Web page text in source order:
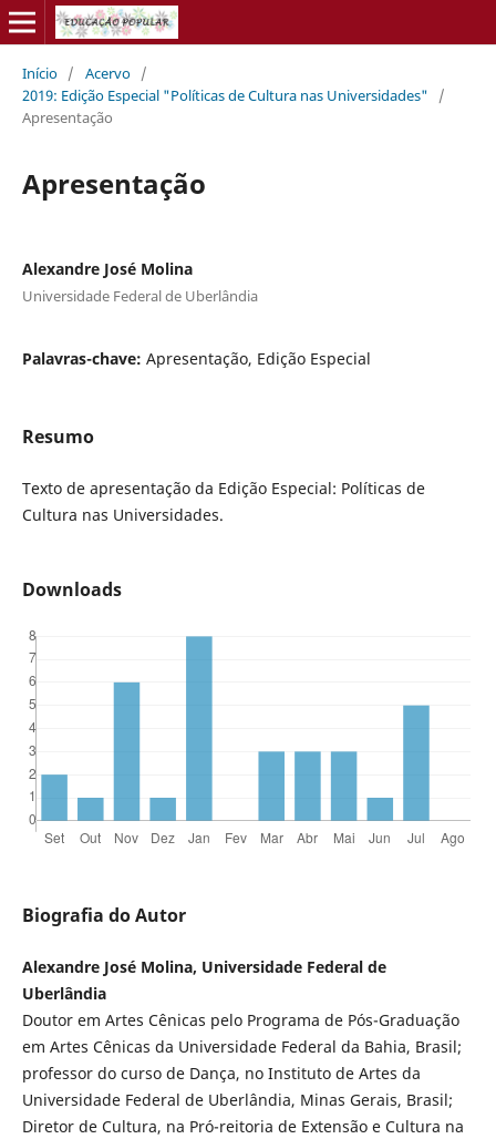
Início / Acervo /
2019: Edição Especial "Políticas de Cultura nas Universidades"
/
Apresentação
Apresentação
Alexandre José Molina
Universidade Federal de Uberlândia
Palavras-chave: Apresentação, Edição Especial
Resumo
Texto de apresentação da Edição Especial: Políticas de
Cultura nas Universidades.
Downloads
Biografia do Autor
Alexandre José Molina, Universidade Federal de
Uberlândia
Doutor em Artes Cênicas pelo Programa de Pós-Graduação
em Artes Cênicas da Universidade Federal da Bahia, Brasil;
professor do curso de Dança, no Instituto de Artes da
Universidade Federal de Uberlândia, Minas Gerais, Brasil;
Diretor de Cultura, na Pró-reitoria de Extensão e Cultura na